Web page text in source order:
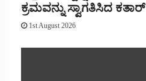
ಕ್ರಮವನ್ನು ಸ್ವಾಗತಿಸಿದ ಕತಾರ್
1st August 2026